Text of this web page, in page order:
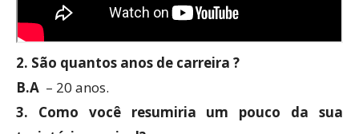
2. São quantos anos de carreira ?
B.A – 20 anos.
3. Como você resumiria um pouco da sua